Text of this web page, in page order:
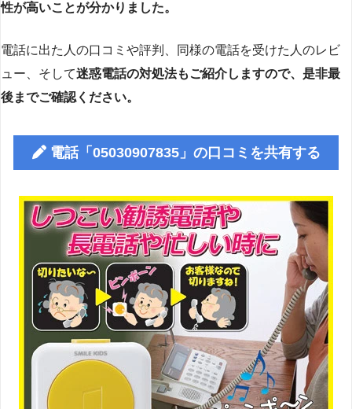
性が高いことが分かりました。
電話に出た人の口コミや評判、同様の電話を受けた人のレビ
ュー、そして迷惑電話の対処法もご紹介しますので、是非最
後までご確認ください。
電話「05030907835」の口コミを共有する